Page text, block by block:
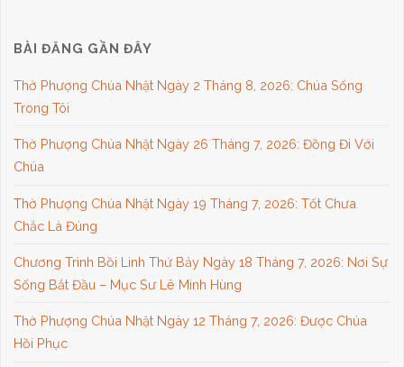
BÀI ĐĂNG GẦN ĐÂY
Thờ Phượng Chúa Nhật Ngày 2 Tháng 8, 2026: Chúa Sống
Trong Tôi
Thờ Phượng Chúa Nhật Ngày 26 Tháng 7, 2026: Đồng Đi Với
Chúa
Thờ Phượng Chúa Nhật Ngày 19 Tháng 7, 2026: Tốt Chưa
Chắc Là Đúng
Chương Trình Bồi Linh Thứ Bảy Ngày 18 Tháng 7, 2026: Nơi Sự
Sống Bắt Đầu – Mục Sư Lê Minh Hùng
Thờ Phượng Chúa Nhật Ngày 12 Tháng 7, 2026: Được Chúa
Hồi Phục